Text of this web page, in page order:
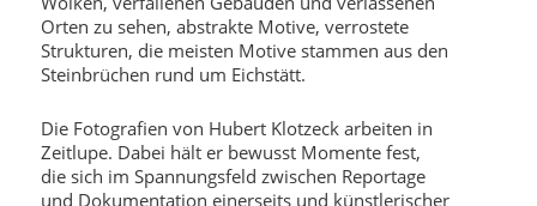
Orten zu sehen, abstrakte Motive, verrostete
Strukturen, die meisten Motive stammen aus den
Steinbrüchen rund um Eichstätt.
Die Fotografien von Hubert Klotzeck arbeiten in
Zeitlupe. Dabei hält er bewusst Momente fest,
die sich im Spannungsfeld zwischen Reportage
und Dokumentation einerseits und künstlerischer